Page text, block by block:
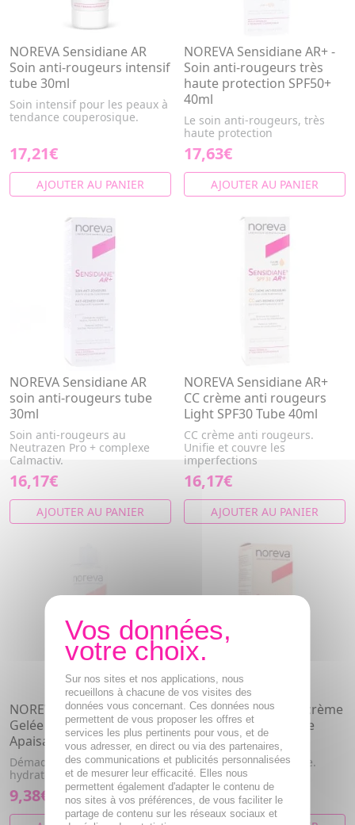
NOREVA Sensidiane AR
Soin anti-rougeurs intensif
tube 30ml
Soin intensif pour les peaux à
tendance couperosique.
17,21€
AJOUTER AU PANIER
NOREVA Sensidiane AR+ -
Soin anti-rougeurs très
haute protection SPF50+
40ml
Le soin anti-rougeurs, très
haute protection
17,63€
AJOUTER AU PANIER
NOREVA Sensidiane AR
soin anti-rougeurs tube
30ml
Soin anti-rougeurs au
Neutrazen Pro + complexe
Calmactiv.
16,17€
AJOUTER AU PANIER
NOREVA Sensidiane AR+
CC crème anti rougeurs
Light SPF30 Tube 40ml
CC crème anti rougeurs.
Unifie et couvre les
imperfections
16,17€
AJOUTER AU PANIER
NOREVA Sensidiane -
Gelée Démaquillante
Apaisante 200ml
Démaquille, nettoie, calme et
hydrate le visage et les yeux.
9,38€
NOREVA Sensidiane crème
apaisante légère tube
40ml
Calme, hydrate, protège.
13,04€
Sur nos sites et nos applications, nous
recueillons à chacune de vos visites des
données vous concernant. Ces données nous
permettent de vous proposer les offres et
services les plus pertinents pour vous, et de
vous adresser, en direct ou via des partenaires,
des communications et publicités personnalisées
et de mesurer leur efficacité. Elles nous
permettent également d'adapter le contenu de
nos sites à vos préférences, de vous faciliter le
partage de contenu sur les réseaux sociaux et